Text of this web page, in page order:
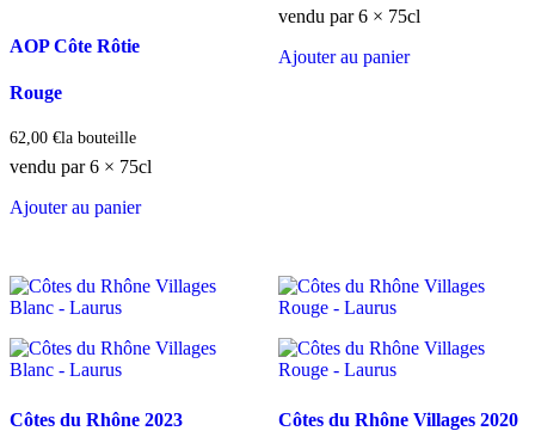
AOP Côte Rôtie
Rouge
62,00 €la bouteille
vendu par 6 × 75cl
Ajouter au panier
vendu par 6 × 75cl
Ajouter au panier
Côtes du Rhône 2023
Côtes du Rhône Villages 2020